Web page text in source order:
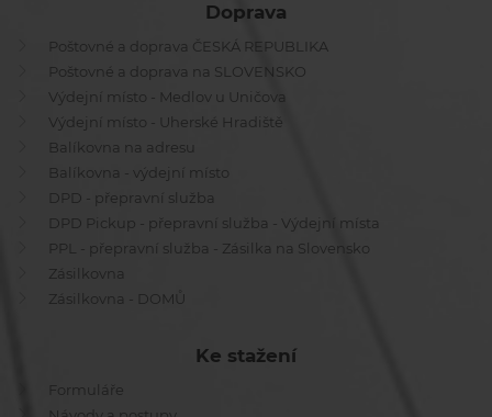
Doprava
Poštovné a doprava ČESKÁ REPUBLIKA
Poštovné a doprava na SLOVENSKO
Výdejní místo - Medlov u Uničova
Výdejní místo - Uherské Hradiště
Balíkovna na adresu
Balíkovna - výdejní místo
DPD - přepravní služba
DPD Pickup - přepravní služba - Výdejní místa
PPL - přepravní služba - Zásilka na Slovensko
Zásilkovna
Zásilkovna - DOMŮ
Ke stažení
Formuláře